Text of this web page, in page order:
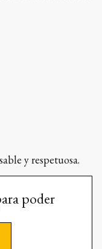
y respetuosa.
poder